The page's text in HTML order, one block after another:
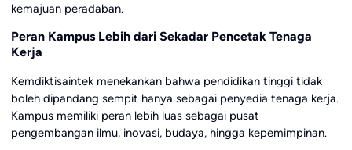
kemajuan peradaban.
Peran Kampus Lebih dari Sekadar Pencetak Tenaga
Kerja
Kemdiktisaintek menekankan bahwa pendidikan tinggi tidak
boleh dipandang sempit hanya sebagai penyedia tenaga kerja.
Kampus memiliki peran lebih luas sebagai pusat
pengembangan ilmu, inovasi, budaya, hingga kepemimpinan.